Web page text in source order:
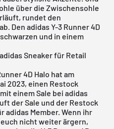
über die Zwischensohle
rundet den
Den adidas Y-3 Runner 4D
und in einem
Sneaker für Retail
4D Halo hat am
2023, einen Restock
einem Sale bei adidas
der Sale und der Restock
adidas Member. Wenn ihr
nicht weiter ärgern,